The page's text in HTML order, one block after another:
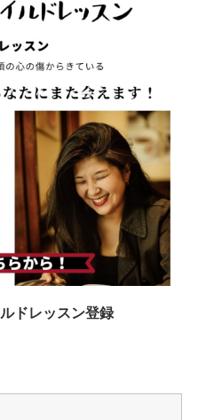
ドレッスン登録